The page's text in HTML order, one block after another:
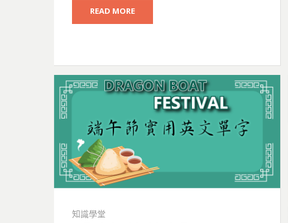
READ MORE
知識學堂